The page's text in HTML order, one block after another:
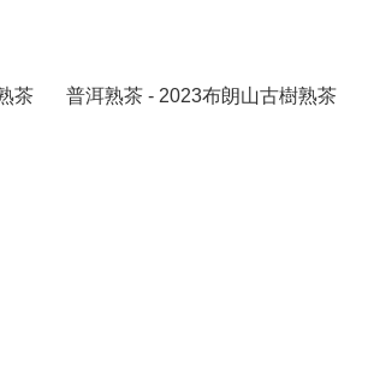
茶 普洱熟茶 - 2023布朗山古樹熟茶